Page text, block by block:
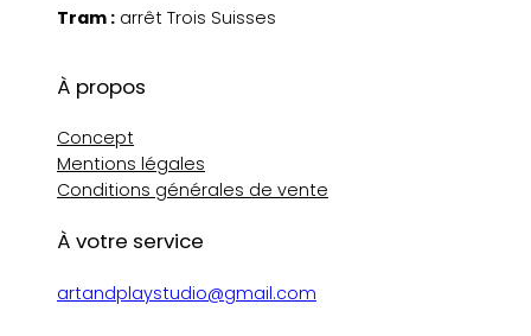
Tram : arrêt Trois Suisses
À propos
Concept
Mentions légales
Conditions générales de vente
À votre service
artandplaystudio@gmail.com